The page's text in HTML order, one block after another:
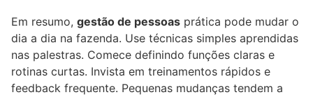
Em resumo, gestão de pessoas prática pode mudar o
dia a dia na fazenda. Use técnicas simples aprendidas
nas palestras. Comece definindo funções claras e
rotinas curtas. Invista em treinamentos rápidos e
feedback frequente. Pequenas mudanças tendem a